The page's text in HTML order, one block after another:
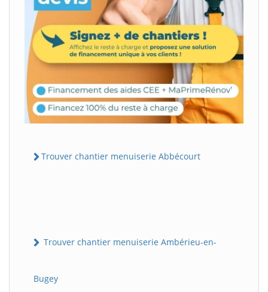
Trouver chantier menuiserie Abbécourt
Trouver chantier menuiserie Ambérieu-en-
Bugey